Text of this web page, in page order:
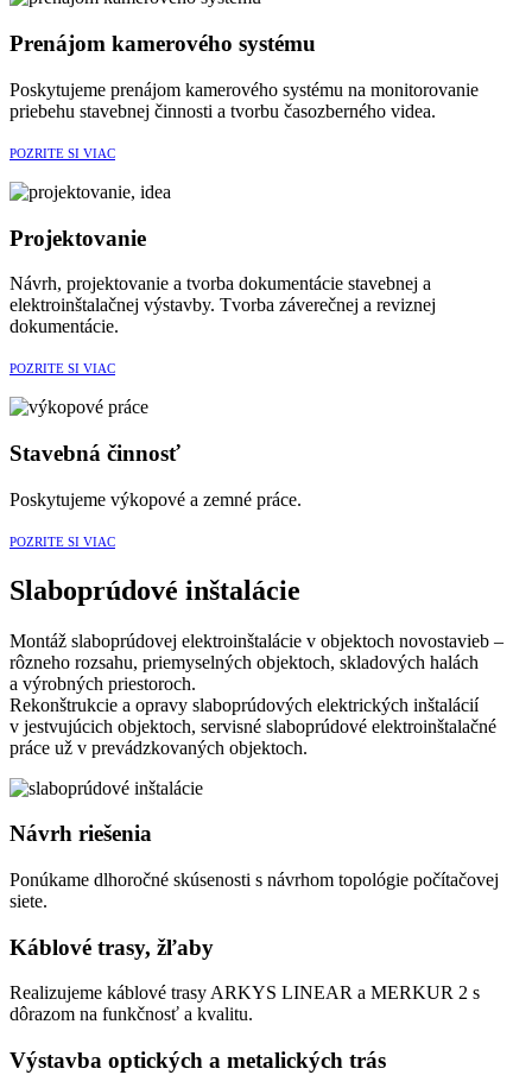
Prenájom kamerového systému
Poskytujeme prenájom kamerového systému na monitorovanie
priebehu stavebnej činnosti a tvorbu časozberného videa.
POZRITE SI VIAC
Projektovanie
Návrh, projektovanie a tvorba dokumentácie stavebnej a
elektroinštalačnej výstavby. Tvorba záverečnej a reviznej
dokumentácie.
POZRITE SI VIAC
Stavebná činnosť
Poskytujeme výkopové a zemné práce.
POZRITE SI VIAC
Slaboprúdové inštalácie
Montáž slaboprúdovej elektroinštalácie v objektoch novostavieb –
rôzneho rozsahu, priemyselných objektoch, skladových halách
a výrobných priestoroch.
Rekonštrukcie a opravy slaboprúdových elektrických inštalácií
v jestvujúcich objektoch, servisné slaboprúdové elektroinštalačné
práce už v prevádzkovaných objektoch.
Návrh riešenia
Ponúkame dlhoročné skúsenosti s návrhom topológie počítačovej
siete.
Káblové trasy, žľaby
Realizujeme káblové trasy ARKYS LINEAR a MERKUR 2 s
dôrazom na funkčnosť a kvalitu.
Výstavba optických a metalických trás